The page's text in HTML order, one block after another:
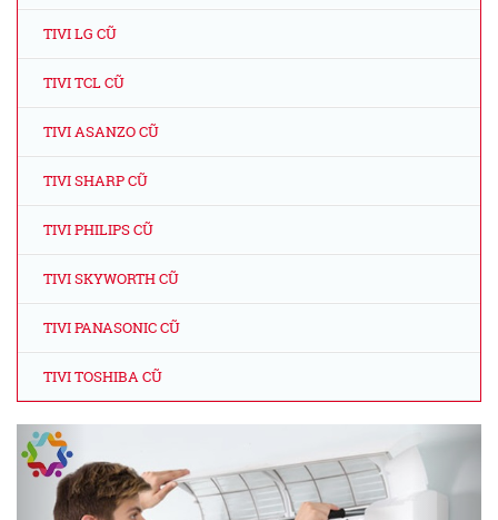
TIVI LG CŨ
TIVI TCL CŨ
TIVI ASANZO CŨ
TIVI SHARP CŨ
TIVI PHILIPS CŨ
TIVI SKYWORTH CŨ
TIVI PANASONIC CŨ
TIVI TOSHIBA CŨ
Previous Next